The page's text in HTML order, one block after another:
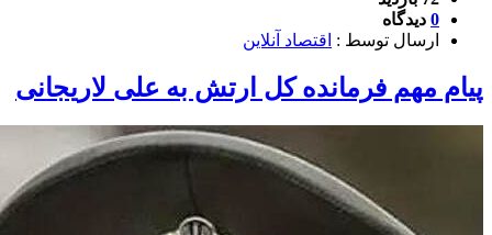
0 دیدگاه
ارسال توسط : اقتصاد آنلاین
پیام مهم فرمانده کل ارتش به علی لاریجانی